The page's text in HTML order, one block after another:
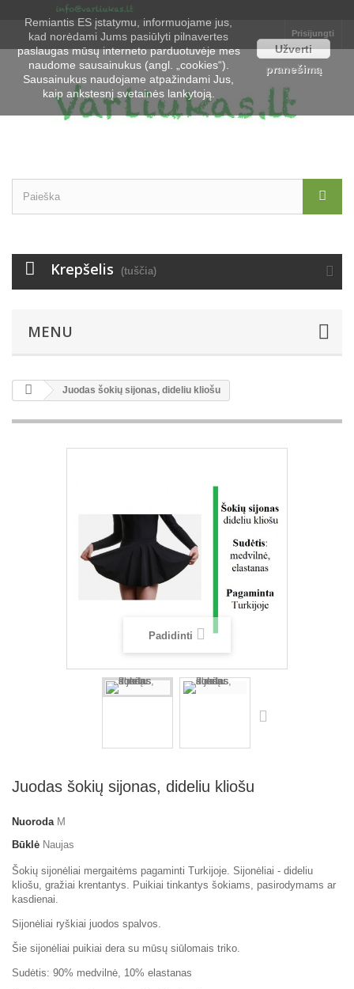
Prisijungti
Krepšelis (tuščia)
MENU
Juodas šokių sijonas, dideliu kliošu
Padidinti
Juodas šokių sijonas, dideliu kliošu
Nuoroda M
Būklė Naujas
Šokių sijonėliai mergaitėms pagaminti Turkijoje. Sijonėliai - dideliu
kliošu, gražiai krentantys. Puikiai tinkantys šokiams, pasirodymams ar
kasdienai.
Sijonėliai ryškiai juodos spalvos.
Šie sijonėliai puikiai dera su mūsų siūlomais triko.
Sudėtis: 90% medvilnė, 10% elastanas
Remiantis ES įstatymu, informuojame jus,
kad norėdami Jums pasiūlyti pilnavertes
paslaugas mūsų interneto parduotuvėje mes
naudome sausainukus (angl. „cookies“).
Sausainukus naudojame atpažindami Jus,
kaip ankstesnį svetainės lankytoją.
Užverti
pranešimą